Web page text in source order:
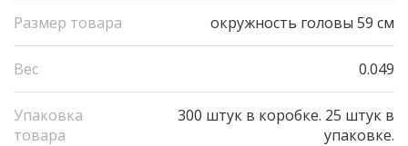
Размер товара окружность головы 59 см
Вес 0.049
Упаковка
товара
300 штук в коробке. 25 штук в
упаковке.